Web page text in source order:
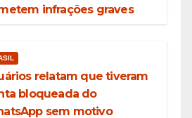
infrações graves
relatam que tiveram
bloqueada do
sem motivo